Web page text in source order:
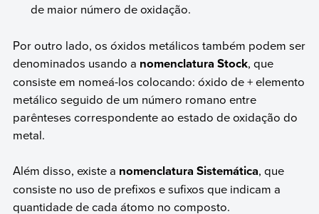
de maior número de oxidação.
Por outro lado, os óxidos metálicos também podem ser
denominados usando a nomenclatura Stock, que
consiste em nomeá-los colocando: óxido de + elemento
metálico seguido de um número romano entre
parênteses correspondente ao estado de oxidação do
metal.
Além disso, existe a nomenclatura Sistemática, que
consiste no uso de prefixos e sufixos que indicam a
quantidade de cada átomo no composto.